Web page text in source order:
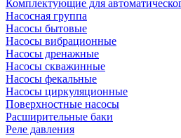
Комплектующие для
Насосная группа
Насосы бытовые
Насосы вибрационные
Насосы дренажные
Насосы скважинные
Насосы фекальные
Насосы циркуляционные
Поверхностные насосы
Расширительные баки
Реле давления